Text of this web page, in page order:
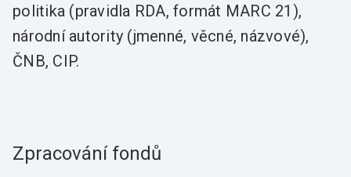
politika (pravidla RDA, formát MARC 21),
národní autority (jmenné, věcné, názvové),
ČNB, CIP.
Zpracování fondů